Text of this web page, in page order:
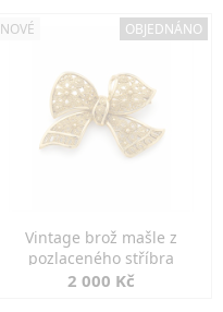
NOVÉ OBJEDNÁNO
Vintage brož mašle z
pozlaceného stříbra
2 000 Kč